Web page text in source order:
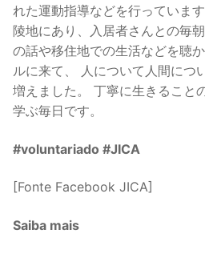
れた運動指導などを行っていま
陵地にあり、入居者さんとの毎
の話や移住地での生活などを聴
ルに来て、 人について人間につ
増えました。 丁寧に生きること
学ぶ毎日です。
#voluntariado #JICA
[Fonte Facebook JICA]
Saiba mais